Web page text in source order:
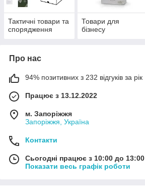
Тактичні товари та
спорядження
Товари для
бізнесу
Про нас
94% позитивних з 232 відгуків за рік
Працює з 13.12.2022
м. Запоріжжя
Запоріжжя, Україна
Контакти
Сьогодні працює з 10:00 до 13:00
Показати весь графік роботи